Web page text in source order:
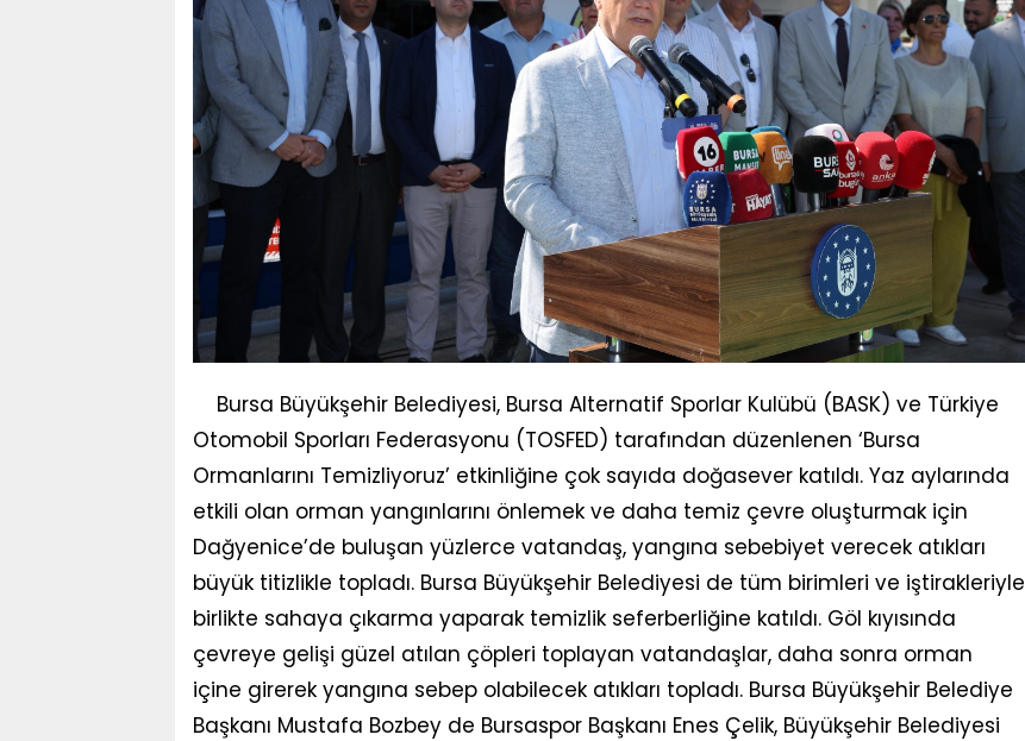
Bursa Büyükşehir Belediyesi, Bursa Alternatif Sporlar Kulübü (BASK) ve Türkiye
Otomobil Sporları Federasyonu (TOSFED) tarafından düzenlenen ‘Bursa
Ormanlarını Temizliyoruz’ etkinliğine çok sayıda doğasever katıldı. Yaz aylarında
etkili olan orman yangınlarını önlemek ve daha temiz çevre oluşturmak için
Dağyenice’de buluşan yüzlerce vatandaş, yangına sebebiyet verecek atıkları
büyük titizlikle topladı. Bursa Büyükşehir Belediyesi de tüm birimleri ve iştirakleriyle
birlikte sahaya çıkarma yaparak temizlik seferberliğine katıldı. Göl kıyısında
çevreye gelişi güzel atılan çöpleri toplayan vatandaşlar, daha sonra orman
içine girerek yangına sebep olabilecek atıkları topladı. Bursa Büyükşehir Belediye
Başkanı Mustafa Bozbey de Bursaspor Başkanı Enes Çelik, Büyükşehir Belediyesi